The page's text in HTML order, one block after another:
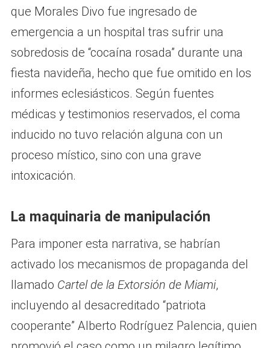
que Morales Divo fue ingresado de
emergencia a un hospital tras sufrir una
sobredosis de “cocaína rosada” durante una
fiesta navideña, hecho que fue omitido en los
informes eclesiásticos. Según fuentes
médicas y testimonios reservados, el coma
inducido no tuvo relación alguna con un
proceso místico, sino con una grave
intoxicación.
La maquinaria de manipulación
Para imponer esta narrativa, se habrían
activado los mecanismos de propaganda del
llamado Cartel de la Extorsión de Miami,
incluyendo al desacreditado “patriota
cooperante” Alberto Rodríguez Palencia, quien